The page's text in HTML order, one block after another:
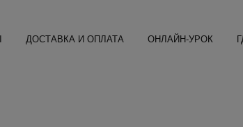
ДОСТАВКА И ОПЛАТА ОНЛАЙН-УРОК